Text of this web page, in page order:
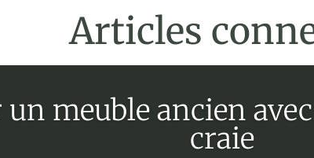
Articles
un meuble ancien
craie